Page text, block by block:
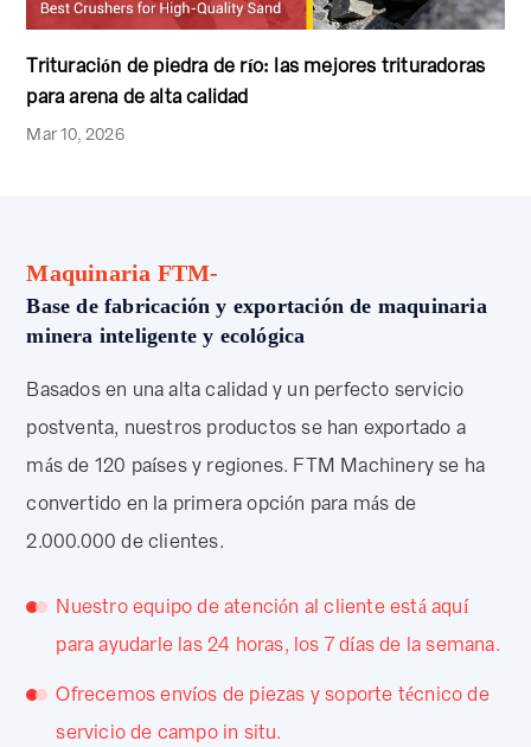
Trituración de piedra de río: las mejores trituradoras
para arena de alta calidad
Mar 10, 2026
Maquinaria FTM-
Base de fabricación y exportación de maquinaria
minera inteligente y ecológica
Basados en una alta calidad y un perfecto servicio
postventa, nuestros productos se han exportado a
más de 120 países y regiones. FTM Machinery se ha
convertido en la primera opción para más de
2.000.000 de clientes.
Nuestro equipo de atención al cliente está aquí
para ayudarle las 24 horas, los 7 días de la semana.
Ofrecemos envíos de piezas y soporte técnico de
servicio de campo in situ.